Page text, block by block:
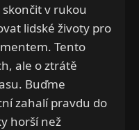
v rukou
lidské životy pro
Tento
ale o ztrátě
Buďme
zahalí pravdu do
horší než